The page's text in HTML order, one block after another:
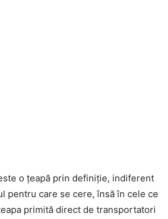
o țeapă prin definiție, indiferent
pentru care se cere, însă în cele ce
primită direct de transportatori